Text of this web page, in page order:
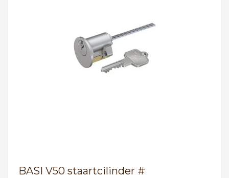
BASI V50 staartcilinder #